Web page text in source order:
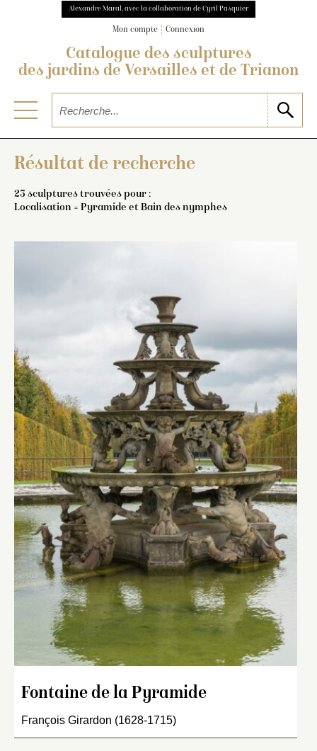
Alexandre Maral, avec la collaboration de Cyril Pasquier
Mon compte Connexion
Catalogue des sculptures
des jardins de Versailles et de Trianon
Résultat de recherche
23 sculptures trouvées pour :
Localisation = Pyramide et Bain des nymphes
Fontaine de la Pyramide
François Girardon (1628-1715)